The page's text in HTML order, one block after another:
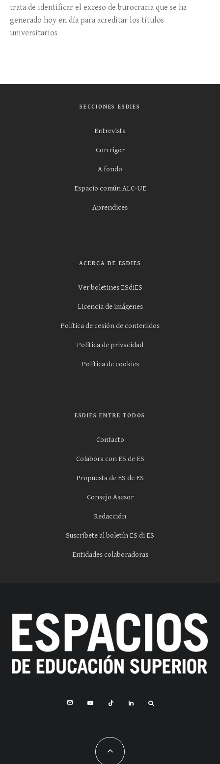
trata de identificar el exceso de burocracia que se ha
generado hoy en día para acreditar los títulos
universitarios
SECCIONES ESDIES
Entrevista
Con rigor
A fondo
Espacio común ALC-UE
Aprendices
ACERCA DE ESDIES
Ver boletines ESdiES
Licencia de imágenes
Política de cesión de contenidos
Política de privacidad
Política de cookies
ESDIES ENTRE TODOS
Contacto
Colabora con ES de ES
Propuesta de ES de ES
Consejo Asesor
Redacción
Suscríbete al boletín ES di ES
Entidades colaboradoras